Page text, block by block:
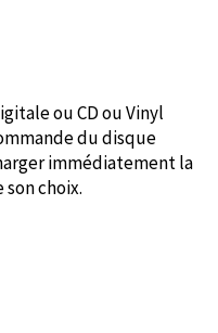
ou CD ou Vinyl
du disque
immédiatement la
choix.